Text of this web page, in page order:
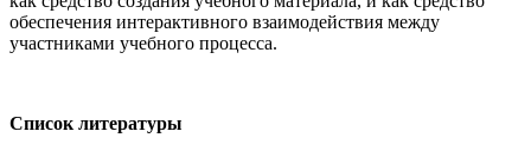
обеспечения интерактивного взаимодействия между
участниками учебного процесса.
Список литературы